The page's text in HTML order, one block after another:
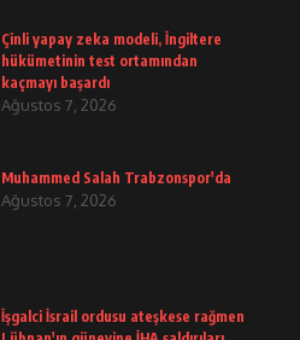
Çinli yapay zeka modeli, İngiltere
hükümetinin test ortamından
kaçmayı başardı
Ağustos 7, 2026
Muhammed Salah Trabzonspor'da
Ağustos 7, 2026
İşgalci İsrail ordusu ateşkese rağmen